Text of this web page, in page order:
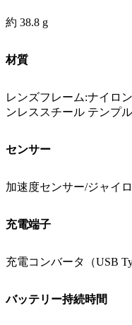
約 38.8 g
材質
レンズフレーム:ナイロ
ンレススチール テンプ
センサー
加速度センサー/ジャイ
充電端子
充電コンバータ（USB
バッテリー持続時間